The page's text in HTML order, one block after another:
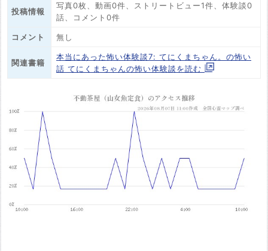
投稿情報
写真0枚、動画0件、ストリートビュー1件、体験談0
話、コメント0件
コメント 無し
関連書籍
本当にあった怖い体験談7: てにくまちゃん。の怖い
話 てにくまちゃんの怖い体験談を読む